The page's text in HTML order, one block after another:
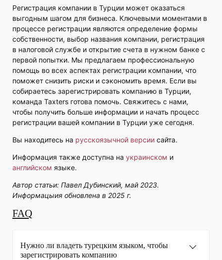
Регистрация компании в Турции может оказаться
выгодным шагом для бизнеса. Ключевыми моментами в
процессе регистрации являются определение формы
собственности, выбор названия компании, регистрация
в налоговой службе и открытие счета в нужном банке с
первой попытки. Мы предлагаем профессиональную
помощь во всех аспектах регистрации компании, что
поможет снизить риски и сэкономить время. Если вы
собираетесь зарегистрировать компанию в Турции,
команда Taxters готова помочь. Свяжитесь с нами,
чтобы получить больше информации и начать процесс
регистрации вашей компании в Турции уже сегодня.
Вы находитесь на русскоязычной версии сайта.
Информация также доступна на украинском и
английском языке.
Автор статьи: Павел Дубинский, май 2023.
Информацыия обновлена в 2025 г.
FAQ
Нужно ли владеть турецким языком, чтобы
зарегистрировать компанию